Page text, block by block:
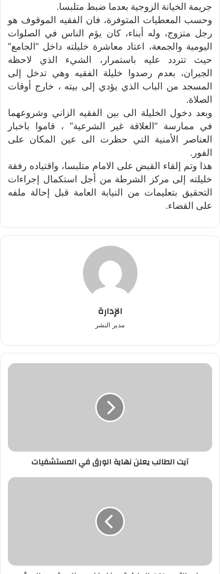
جريمة الخيانة الزوجية بعدما ضبط متلبسا.
وحسب المعطيات المتوفرة، فان الفقيه الموقوف هو
رجل متزوج، وله أبناء، كان يؤم الناس في الصلوات
اليومية والجمعة، اعتاد معاشرة خليلته داخل “الجامع”
حيث تتردد عليه باستمرار، الشيء الذي لاحظه
الجيران، بعدم رصدوا خليلة الفقيه وهي تدخل إلى
المسجد من الباب الذي يؤدي إلى بيته ، خارج أوقات
الصلاة.
وبعد دخول الخليلة الى بين الفقيه الزاني وشروعهما
في ممارسة “العلاقة غير الشرعية” ، قاموا باخبار
العناصر الأمنية التي حظرت الى عين المكان على
الفور.
هذا وتم إلقاء القبض على الامام متلبسا، واقتياده رفقة
خليلته إلى مركز الشرطة من أجل استكمال إجراءات
التحقيق بتعليمات من النيابة العامة قبل إحالة ملفه
على القضاء.
الإدارة
مدير النشر
آيت
آيت الطالب يعلن نهاية الورق في المستشفيات
رغم
بمقاطعة